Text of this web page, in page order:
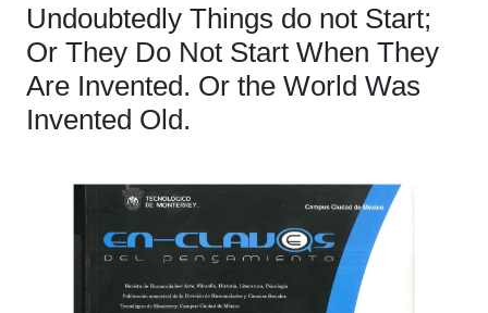
Undoubtedly Things do not Start;
Or They Do Not Start When They
Are Invented. Or the World Was
Invented Old.
Barra
lateral